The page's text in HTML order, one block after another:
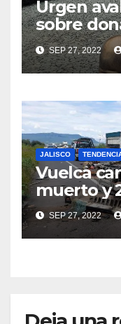
Urgen
sobre
en Jalisco.
SEP 27, 2022
JALISCO
Vuelca
muerto y
SEP 27, 2022